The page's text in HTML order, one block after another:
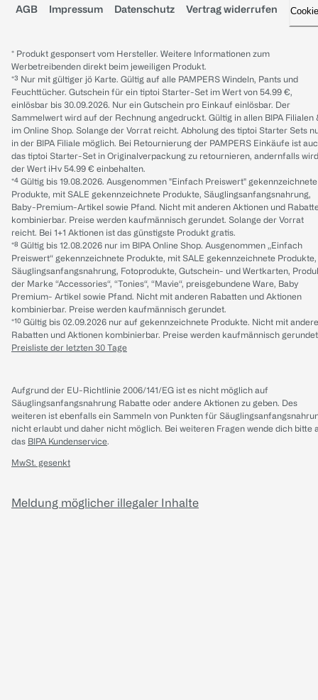
AGB Impressum Datenschutz Vertrag widerrufen
* Produkt gesponsert vom Hersteller. Weitere Informationen zum
Werbetreibenden direkt beim jeweiligen Produkt.
*³ Nur mit gültiger jö Karte. Gültig auf alle PAMPERS Windeln, Pants und
Feuchttücher. Gutschein für ein tiptoi Starter-Set im Wert von 54.99 €,
einlösbar bis 30.09.2026. Nur ein Gutschein pro Einkauf einlösbar. Der
Sammelwert wird auf der Rechnung angedruckt. Gültig in allen BIPA Filialen
im Online Shop. Solange der Vorrat reicht. Abholung des tiptoi Starter Sets
in der BIPA Filiale möglich. Bei Retournierung der PAMPERS Einkäufe ist
das tiptoi Starter-Set in Originalverpackung zu retournieren, andernfalls wird
der Wert iHv 54.99 € einbehalten.
*⁴ Gültig bis 19.08.2026. Ausgenommen "Einfach Preiswert" gekennzeichnete
Produkte, mit SALE gekennzeichnete Produkte, Säuglingsanfangsnahrung,
Baby-Premium-Artikel sowie Pfand. Nicht mit anderen Aktionen und
kombinierbar. Preise werden kaufmännisch gerundet. Solange der Vorrat
reicht. Bei 1+1 Aktionen ist das günstigste Produkt gratis.
*⁸ Gültig bis 12.08.2026 nur im BIPA Online Shop. Ausgenommen „Einfach
Preiswert“ gekennzeichnete Produkte, mit SALE gekennzeichnete Produkte,
Säuglingsanfangsnahrung, Fotoprodukte, Gutschein- und Wertkarten,
der Marke “Accessories“, “Tonies“, “Mavie“, preisgebundene Ware, Baby
Premium- Artikel sowie Pfand. Nicht mit anderen Rabatten und Aktionen
kombinierbar. Preise werden kaufmännisch gerundet.
*¹⁰ Gültig bis 02.09.2026 nur auf gekennzeichnete Produkte. Nicht mit
Rabatten und Aktionen kombinierbar. Preise werden kaufmännisch
Preisliste der letzten 30 Tage
Aufgrund der EU-Richtlinie 2006/141/EG ist es nicht möglich auf
Säuglingsanfangsnahrung Rabatte oder andere Aktionen zu geben. Des
weiteren ist ebenfalls ein Sammeln von Punkten für
nicht erlaubt und daher nicht möglich. Bei weiteren Fragen wende dich bitte
das BIPA Kundenservice.
MwSt. gesenkt
Meldung möglicher illegaler Inhalte